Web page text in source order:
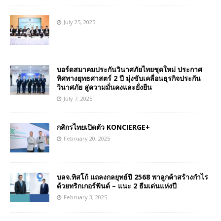
July 25, 2025
บอร์ดสมาคมประกันวินาศภัยไทยชุดใหม่ ประกาศ
ทิศทางยุทธศาสตร์ 2 ปี มุ่งขับเคลื่อนธุรกิจประกัน
วินาศภัย สู่ความมั่นคงและยั่งยืน
July 7, 2025
กสิกรไทยเปิดตัว KONCIERGE+
February 20, 2025
บลจ.ทิสโก้ แถลงกลยุทธ์ปี 2568 พาลูกค้าสร้างกำไร
ด้วยทริกเกอร์ฟันด์ – แนะ 2 ธีมเด่นแห่งปี
February 3, 2025